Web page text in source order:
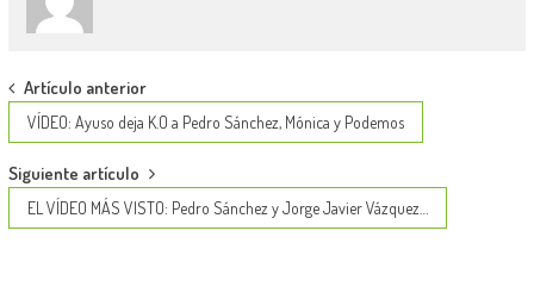
Post
navigation
Artículo anterior
VÍDEO: Ayuso deja K.O a Pedro Sánchez, Mónica y Podemos
Siguiente artículo
EL VÍDEO MÁS VISTO: Pedro Sánchez y Jorge Javier Vázquez…